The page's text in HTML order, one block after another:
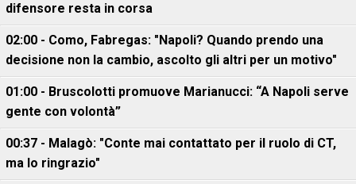
difensore resta in corsa
02:00 - Como, Fabregas: "Napoli? Quando prendo una
decisione non la cambio, ascolto gli altri per un motivo"
01:00 - Bruscolotti promuove Marianucci: “A Napoli serve
gente con volontà”
00:37 - Malagò: "Conte mai contattato per il ruolo di CT,
ma lo ringrazio"